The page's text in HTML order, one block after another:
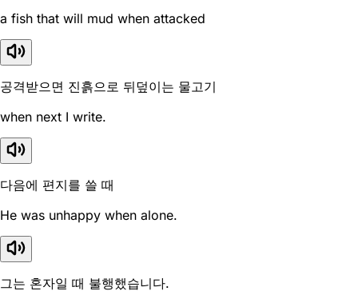
a fish that will mud when attacked
공격받으면 진흙으로 뒤덮이는 물고기
when next I write.
다음에 편지를 쓸 때
He was unhappy when alone.
그는 혼자일 때 불행했습니다.